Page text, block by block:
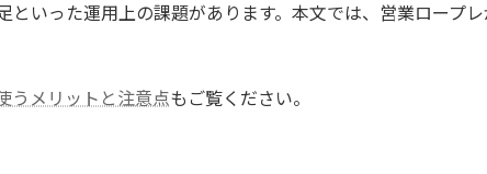
いった運用上の課題があります。本文では、営業ロープ
うメリットと注意点もご覧ください。